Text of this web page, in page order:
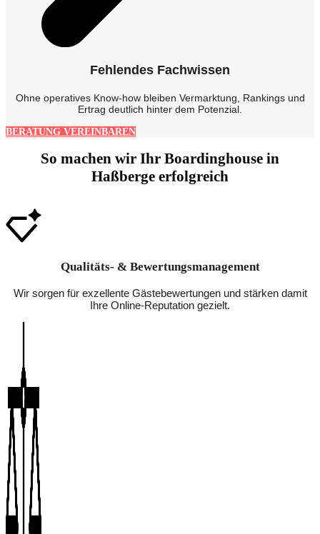
Fehlendes Fachwissen
Ohne operatives Know-how bleiben Vermarktung, Rankings und
Ertrag deutlich hinter dem Potenzial.
BERATUNG VEREINBAREN
So machen wir Ihr Boardinghouse in
Haßberge erfolgreich
Qualitäts- & Bewertungsmanagement
Wir sorgen für exzellente Gästebewertungen und stärken damit
Ihre Online-Reputation gezielt.